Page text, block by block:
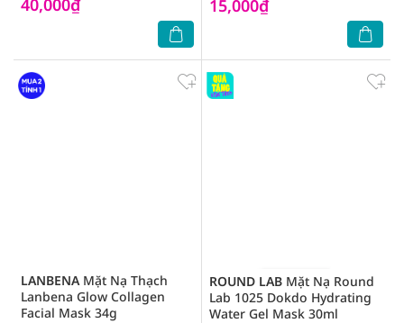
15,000₫
LANBENAMặt Nạ Thạch
Lanbena Glow Collagen
Facial Mask 34g
ROUND LAB Mặt Nạ Round
Lab 1025 Dokdo Hydrating
Water Gel Mask 30ml